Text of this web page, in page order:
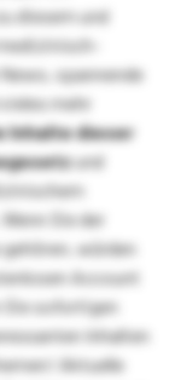
diesem und
spannende
mehr
Inhalte dieser
und
Sie der
würden
Account
sofortigen
Inhalten
Aktuelle